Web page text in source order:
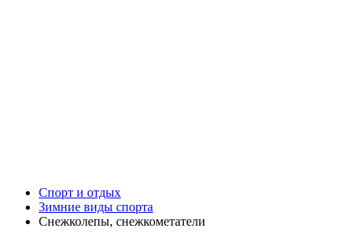
Спорт и отдых
Зимние виды спорта
Снежколепы, снежкометатели